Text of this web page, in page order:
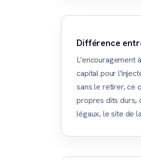
Différence
L'encouragement
capital pour
sans le retirer, ce
propres dits durs,
légaux, le site de